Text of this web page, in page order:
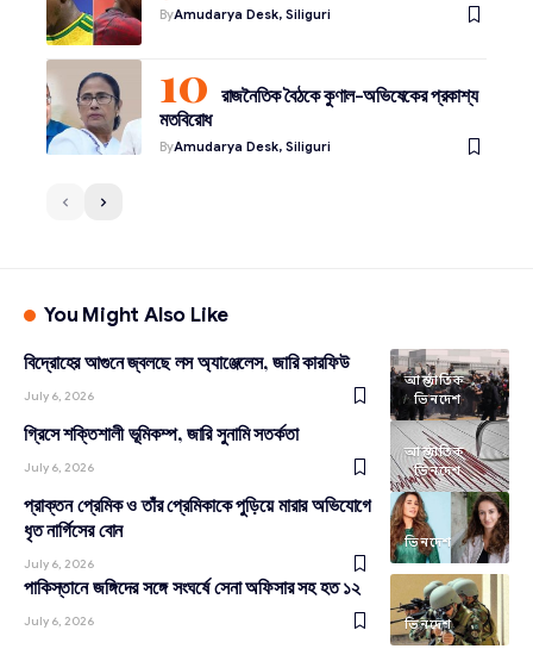
ByAmudarya Desk, Siliguri
রাজনৈতিক বৈঠকে কুণাল-অভিষেকের প্রকাশ্য
মতবিরোধ
ByAmudarya Desk, Siliguri
You Might Also Like
আন্তর্জাতিক
ভিনদেশ
বিদ্রোহের আগুনে জ্বলছে লস অ্যাঞ্জেলেস, জারি কারফিউ
July 6, 2026
আন্তর্জাতিক
ভিনদেশ
গ্রিসে শক্তিশালী ভূমিকম্প, জারি সুনামি সতর্কতা
July 6, 2026
ভিনদেশ
প্রাক্তন প্রেমিক ও তাঁর প্রেমিকাকে পুড়িয়ে মারার অভিযোগে
ধৃত নার্গিসের বোন
July 6, 2026
ভিনদেশ
পাকিস্তানে জঙ্গিদের সঙ্গে সংঘর্ষে সেনা অফিসার সহ হত ১২
July 6, 2026